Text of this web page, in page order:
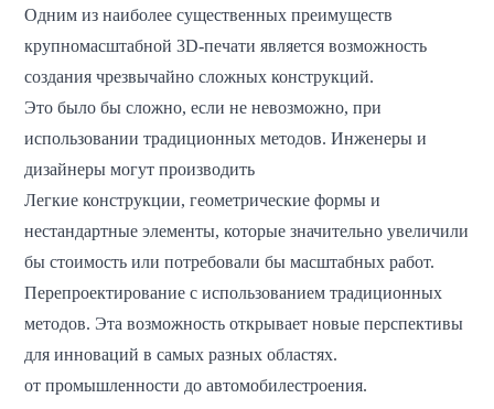
Одним из наиболее существенных преимуществ
крупномасштабной 3D-печати является возможность
создания чрезвычайно сложных конструкций.
Это было бы сложно, если не невозможно, при
использовании традиционных методов. Инженеры и
дизайнеры могут производить
Легкие конструкции, геометрические формы и
нестандартные элементы, которые значительно увеличили
бы стоимость или потребовали бы масштабных работ.
Перепроектирование с использованием традиционных
методов. Эта возможность открывает новые перспективы
для инноваций в самых разных областях.
от промышленности до автомобилестроения.